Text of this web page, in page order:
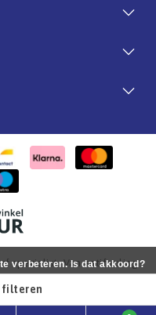
specialist. Van antifouling
InStijl Media
filteren
verbeteren. Is dat akkoord?
Meer over cookies »